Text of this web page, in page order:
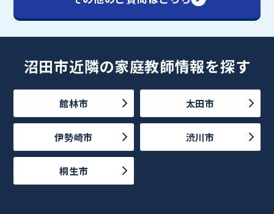
沼田市近隣の家庭教師情報を探す
館林市 太田市
伊勢崎市 渋川市
桐生市